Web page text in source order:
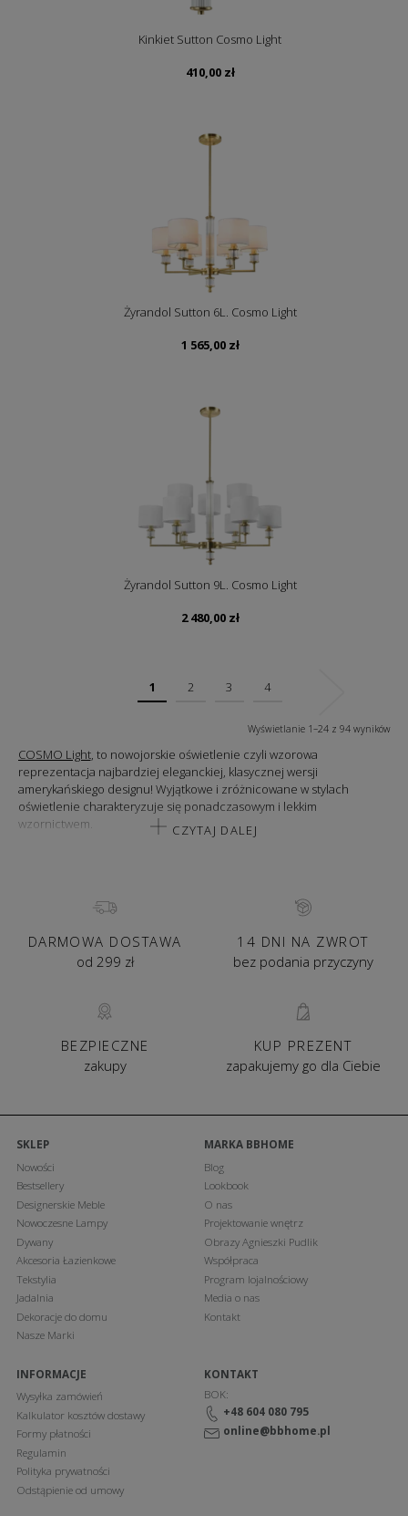
Kinkiet Sutton Cosmo Light
410,00 zł
Żyrandol Sutton 6L. Cosmo Light
1 565,00 zł
Żyrandol Sutton 9L. Cosmo Light
2 480,00 zł
1 2 3 4
Wyświetlanie 1–24 z 94 wyników
COSMO Light, to nowojorskie oświetlenie czyli wzorowa
reprezentacja najbardziej eleganckiej, klasycznej wersji
amerykańskiego designu! Wyjątkowe i zróżnicowane w stylach
oświetlenie charakteryzuje się ponadczasowym i lekkim
wzornictwem.
Abu Dhabi, która zyskała niezwykłą aprobatę wśród klientów BBHome,
dzięki swojej wyjątkowej stylistyce. Lampy polecane są do
pomieszczeń nowoczesnych i tych urządzanych w stylu Glamour!
Oświetlenie Cosmo Light, to wiele ciekawych inspiracji wnętrza na
CZYTAJ DALEJ
DARMOWA DOSTAWA
od 299 zł
14 DNI NA ZWROT
bez podania przyczyny
BEZPIECZNE
zakupy
KUP PREZENT
zapakujemy go dla Ciebie
SKLEP
Nowości
Bestsellery
Designerskie Meble
Nowoczesne Lampy
Dywany
Akcesoria Łazienkowe
Tekstylia
Jadalnia
Dekoracje do domu
Nasze Marki
MARKA BBHOME
Blog
Lookbook
O nas
Projektowanie wnętrz
Obrazy Agnieszki Pudlik
Współpraca
Program lojalnościowy
Media o nas
Kontakt
INFORMACJE
Wysyłka zamówień
Kalkulator kosztów dostawy
Formy płatności
Regulamin
Polityka prywatności
Odstąpienie od umowy
KONTAKT
BOK:
+48 604 080 795
online@bbhome.pl